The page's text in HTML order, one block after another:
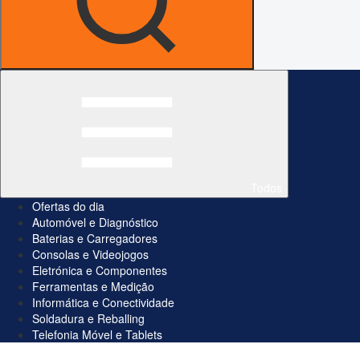
Ofertas do dia
Automóvel e Diagnóstico
Baterias e Carregadores
Consolas e Videojogos
Eletrónica e Componentes
Ferramentas e Medição
Informática e Conectividade
Soldadura e Reballing
Telefonia Móvel e Tablets